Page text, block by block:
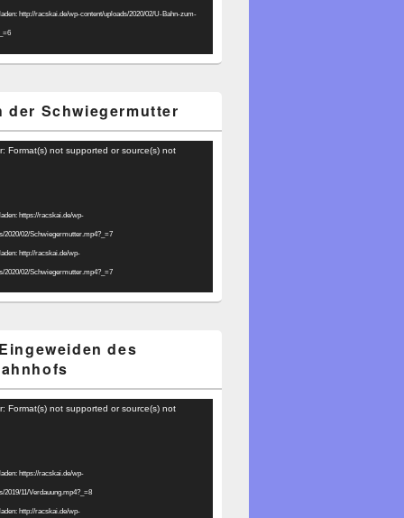
http://racskai.de/wp-content/uploads/2020/02/U-Bahn-zum-
der Schwiegermutter
Format(s) not supported or source(s) not
https://racskai.de/wp-
2020/02/Schwiegermutter.mp4?_=7
http://racskai.de/wp-
2020/02/Schwiegermutter.mp4?_=7
des
Format(s) not supported or source(s) not
https://racskai.de/wp-
2019/11/Verdauung.mp4?_=8
http://racskai.de/wp-